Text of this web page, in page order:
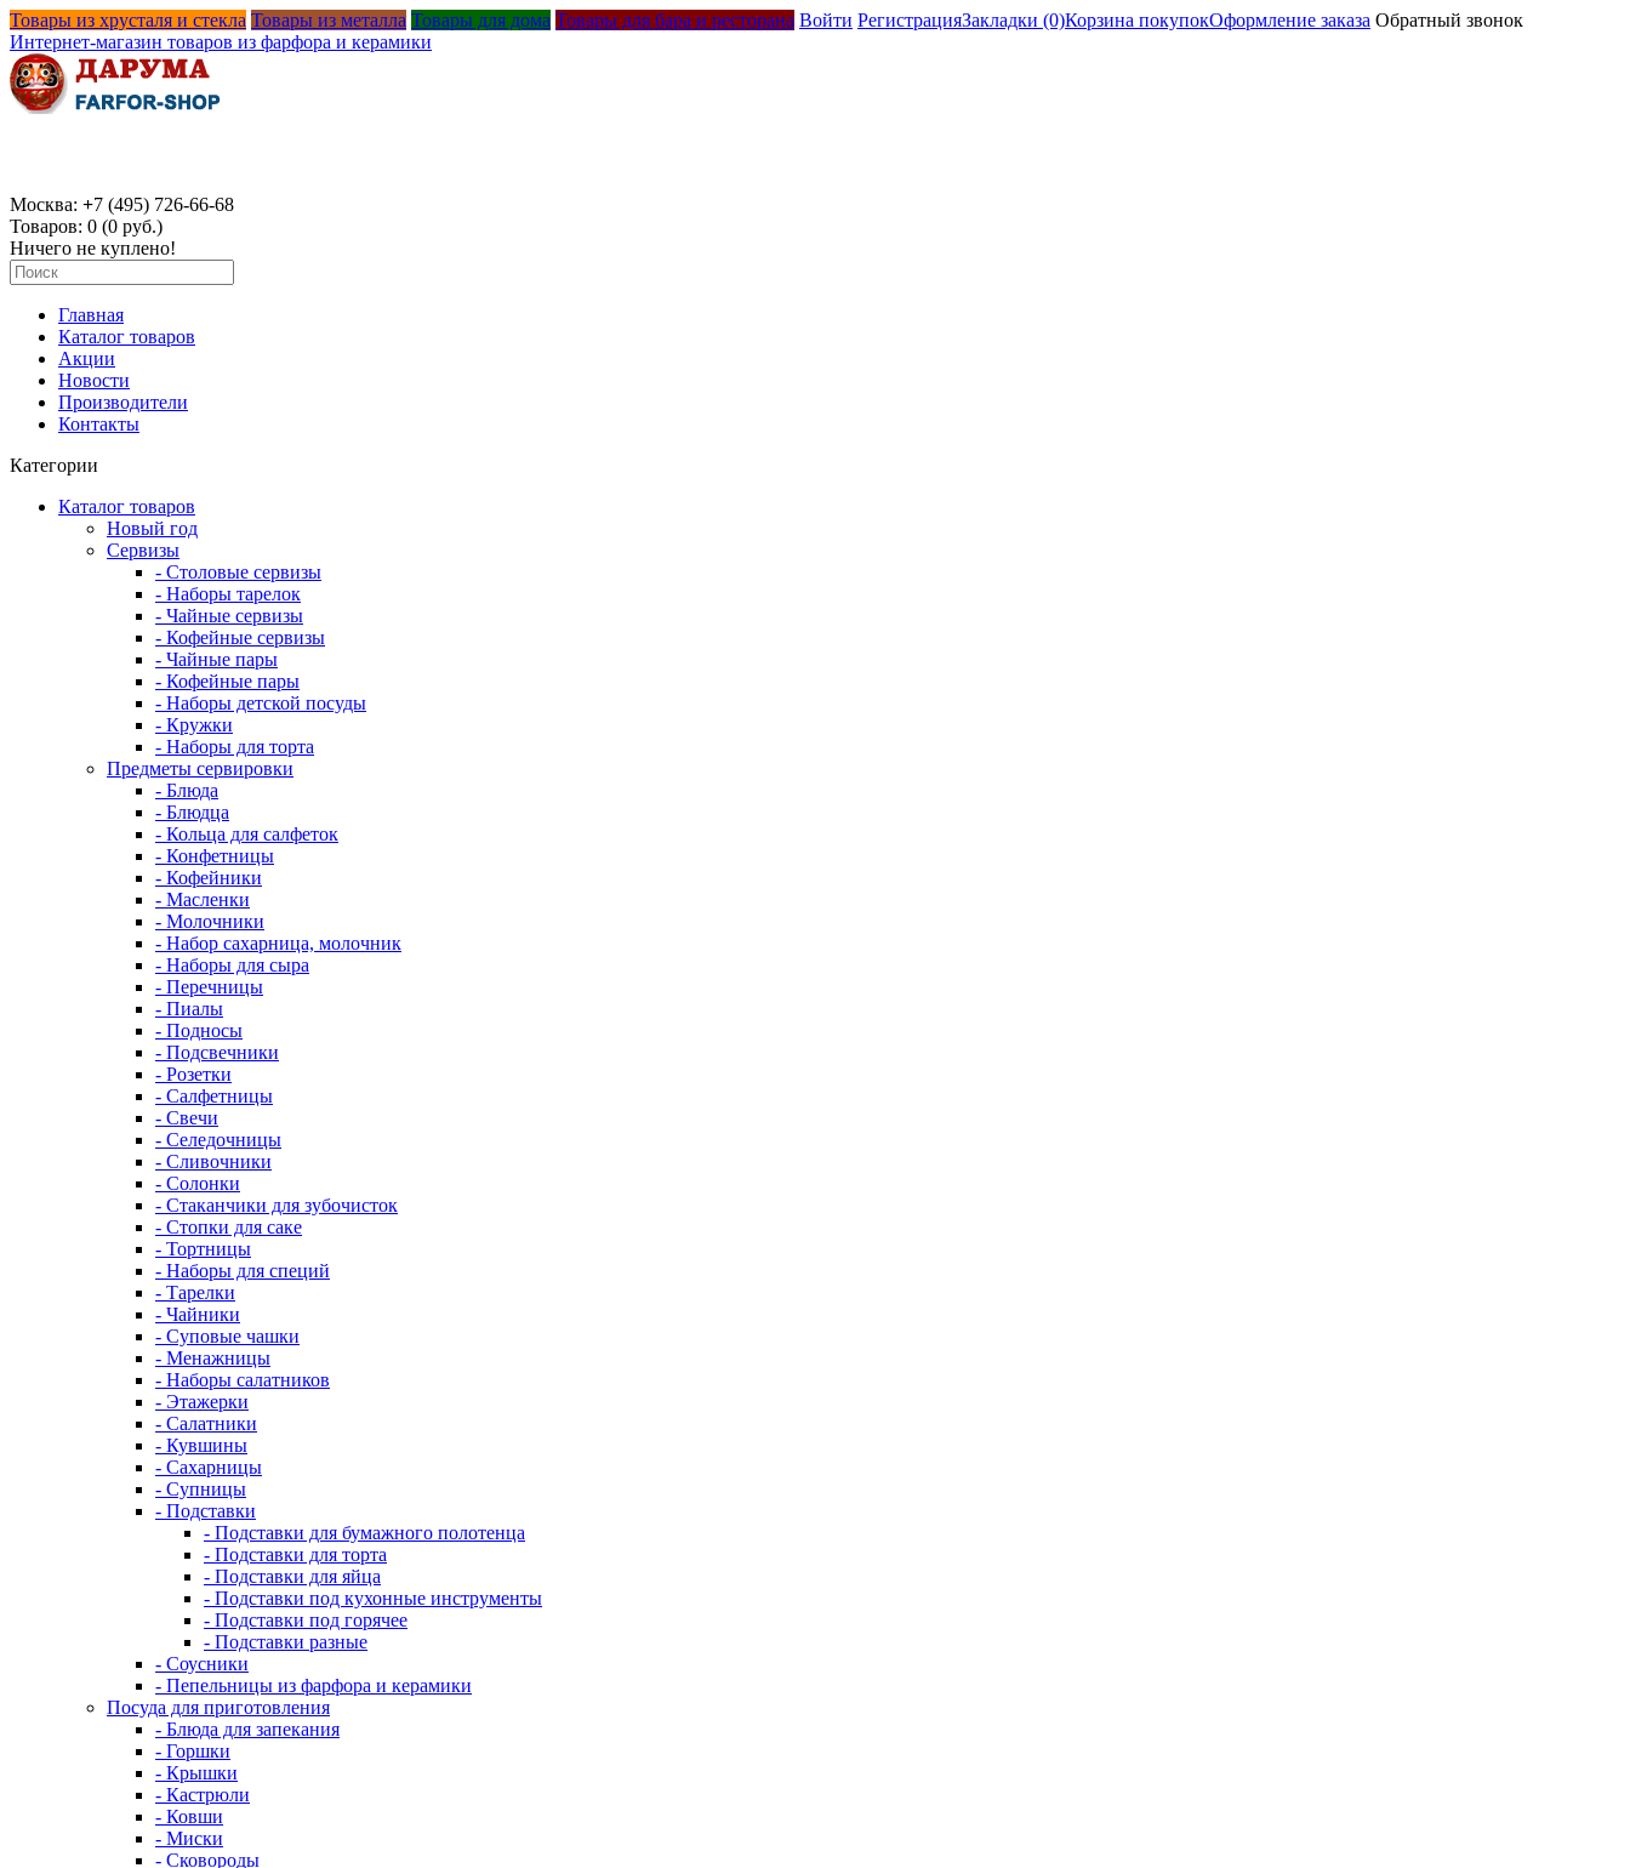
Товары из хрусталя и стекла Товары из металла Товары для дома Товары для бара и ресторана Войти РегистрацияЗакладки (0)Корзина покупокОформление заказа Обратный звонок
Интернет-магазин товаров из фарфора и керамики
Москва: +7 (495) 726-66-68
Товаров: 0 (0 руб.)
Ничего не куплено!
Главная
Каталог товаров
Акции
Новости
Производители
Контакты
Категории
Каталог товаров
Новый год
Сервизы
- Столовые сервизы
- Наборы тарелок
- Чайные сервизы
- Кофейные сервизы
- Чайные пары
- Кофейные пары
- Наборы детской посуды
- Кружки
- Наборы для торта
Предметы сервировки
- Блюда
- Блюдца
- Кольца для салфеток
- Конфетницы
- Кофейники
- Масленки
- Молочники
- Набор сахарница, молочник
- Наборы для сыра
- Перечницы
- Пиалы
- Подносы
- Подсвечники
- Розетки
- Салфетницы
- Свечи
- Селедочницы
- Сливочники
- Солонки
- Стаканчики для зубочисток
- Стопки для саке
- Тортницы
- Наборы для специй
- Тарелки
- Чайники
- Суповые чашки
- Менажницы
- Наборы салатников
- Этажерки
- Салатники
- Кувшины
- Сахарницы
- Супницы
- Подставки
- Подставки для бумажного полотенца
- Подставки для торта
- Подставки для яйца
- Подставки под кухонные инструменты
- Подставки под горячее
- Подставки разные
- Соусники
- Пепельницы из фарфора и керамики
Посуда для приготовления
- Блюда для запекания
- Горшки
- Крышки
- Кастрюли
- Ковши
- Миски
- Сковороды